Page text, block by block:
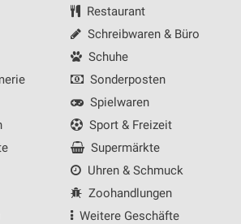
Restaurant
Schreibwaren & Büro
Schuhe
Sonderposten
Spielwaren
Sport & Freizeit
Supermärkte
Uhren & Schmuck
Zoohandlungen
Weitere Geschäfte